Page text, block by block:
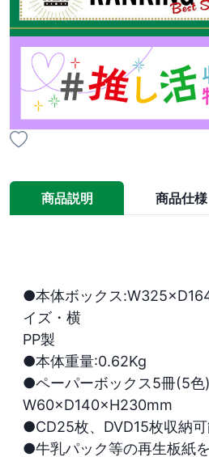
商品説明 商品仕様
●本体ボックス
イズ・横
PP製
●本体重量:0.62Kg
●ペーパーボックス5冊(5
W60×D140×H230mm
●CD25枚、DVD15枚収納
●牛乳パック等の再生板紙